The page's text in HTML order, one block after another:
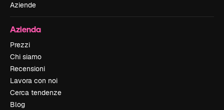
Aziende
Azienda
Prezzi
Chi siamo
Recensioni
Lavora con noi
Cerca tendenze
Blog